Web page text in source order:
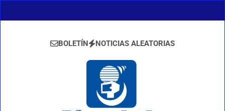
BOLETÍN NOTICIAS ALEATORIAS